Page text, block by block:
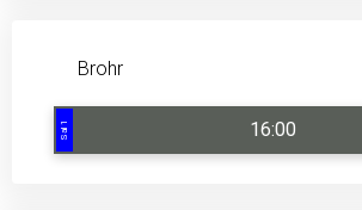
Brohr
Sal 1 16:00